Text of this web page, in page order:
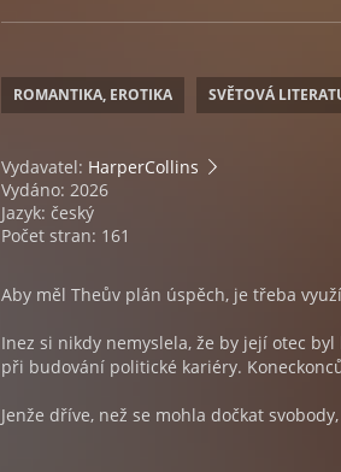
ROMANTIKA, EROTIKA SVĚTOVÁ
Vydavatel: HarperCollins
Vydáno: 2026
Jazyk: český
Počet stran: 161
Aby měl Theův plán úspěch, je třeba
Inez si nikdy nemyslela, že by její otec
při budování politické kariéry.
Jenže dříve, než se mohla dočkat